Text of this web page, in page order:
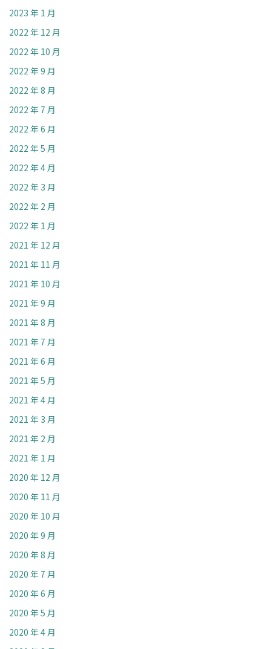
2023 年 1 月
2022 年 12 月
2022 年 10 月
2022 年 9 月
2022 年 8 月
2022 年 7 月
2022 年 6 月
2022 年 5 月
2022 年 4 月
2022 年 3 月
2022 年 2 月
2022 年 1 月
2021 年 12 月
2021 年 11 月
2021 年 10 月
2021 年 9 月
2021 年 8 月
2021 年 7 月
2021 年 6 月
2021 年 5 月
2021 年 4 月
2021 年 3 月
2021 年 2 月
2021 年 1 月
2020 年 12 月
2020 年 11 月
2020 年 10 月
2020 年 9 月
2020 年 8 月
2020 年 7 月
2020 年 6 月
2020 年 5 月
2020 年 4 月